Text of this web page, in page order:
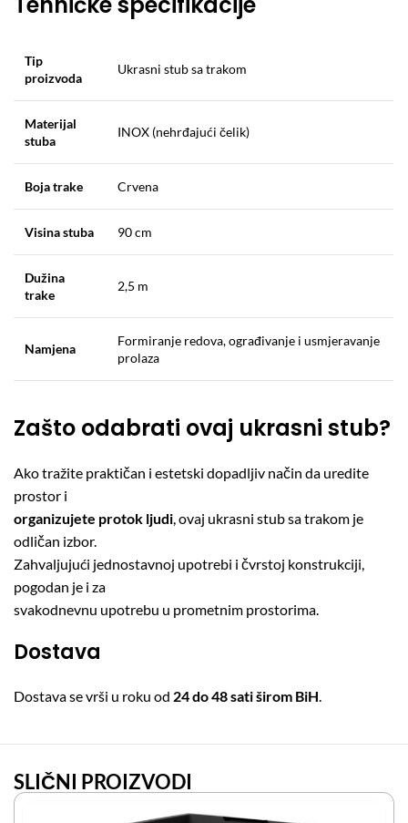
Tip
proizvoda
Ukrasni stub sa trakom
Materijal
stuba
INOX (nehrđajući čelik)
Boja trake Crvena
Visina stuba 90 cm
Dužina
trake
2,5 m
Namjena
Formiranje redova, ograđivanje i usmjeravanje
prolaza
Zašto odabrati ovaj ukrasni stub?
Ako tražite praktičan i estetski dopadljiv način da uredite
prostor i
organizujete protok ljudi, ovaj ukrasni stub sa trakom je
odličan izbor.
Zahvaljujući jednostavnoj upotrebi i čvrstoj konstrukciji,
pogodan je i za
svakodnevnu upotrebu u prometnim prostorima.
Dostava
Dostava se vrši u roku od 24 do 48 sati širom BiH.
SLIČNI PROIZVODI